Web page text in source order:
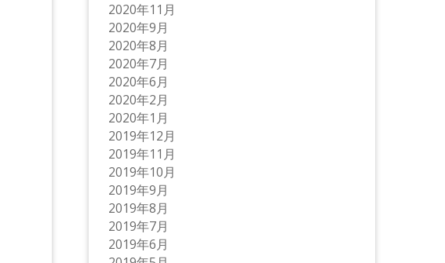
2020年11月
2020年9月
2020年8月
2020年7月
2020年6月
2020年2月
2020年1月
2019年12月
2019年11月
2019年10月
2019年9月
2019年8月
2019年7月
2019年6月